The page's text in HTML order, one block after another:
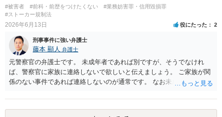
#被害者 #前科・前歴をつけたくない
#業務妨害罪・信用毀損罪
#ストーカー規制法
2026年6月13日 役にたった 2
刑事事件に強い弁護士
藤本 顯人 弁護士
元警察官の弁護士です。 未成年者であれば別ですが、そうでなけれ
ば、警察官に家族に連絡しないで欲しいと伝えましょう。 ご家族が関
係のない事件であれば連絡しないのが通常です。 なお未成年者の場合